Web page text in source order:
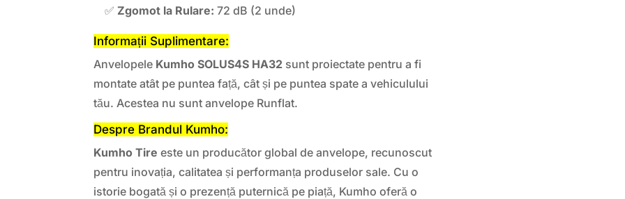
✅ Zgomot la Rulare: 72 dB (2 unde)
Informații Suplimentare:
Anvelopele Kumho SOLUS4S HA32 sunt proiectate pentru a fi
montate atât pe puntea față, cât și pe puntea spate a vehiculului
tău. Acestea nu sunt anvelope Runflat.
Despre Brandul Kumho:
Kumho Tire este un producător global de anvelope, recunoscut
pentru inovația, calitatea și performanța produselor sale. Cu o
istorie bogată și o prezență puternică pe piață, Kumho oferă o